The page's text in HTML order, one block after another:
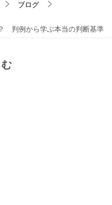
ブログ
判例から学ぶ本当の判断基準